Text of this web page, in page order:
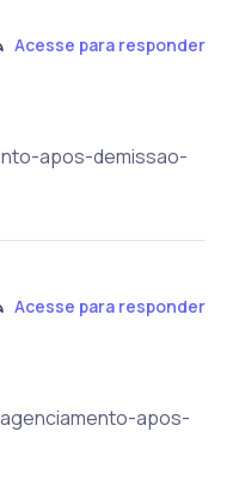
Acesse para responder
apos-demissao-
Acesse para responder
apos-